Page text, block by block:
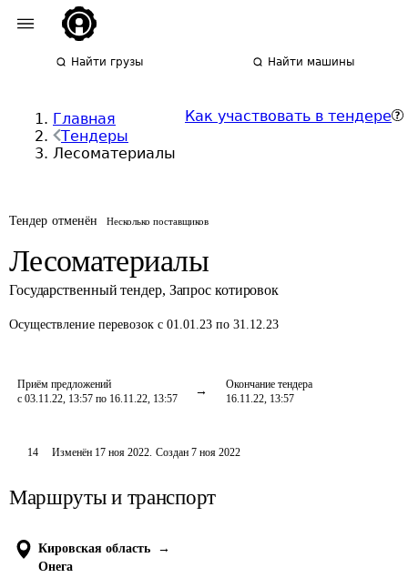
Найти грузы Найти машины
Главная
Тендеры
Лесоматериалы
Как участвовать в тендере
Тендер отменён Несколько поставщиков
Лесоматериалы
Государственный тендер, Запрос котировок
Осуществление перевозок с 01.01.23 по 31.12.23
Приём предложений
с 03.11.22, 13:57 по 16.11.22, 13:57
Окончание тендера
16.11.22, 13:57
14 Изменён 17 ноя 2022. Создан 7 ноя 2022
Маршруты и транспорт
Кировская область
→
Онега